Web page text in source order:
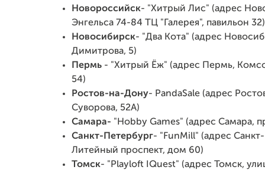
Новороссийск- "Хитрый Лис" (адрес
Энгельса 74-84 ТЦ "Галерея", павильон 32)
Новосибирск- "Два Кота" (адрес
Димитрова, 5)
Пермь - "Хитрый Ёж" (адрес Пермь,
54)
Ростов-на-Дону- PandaSale (адрес
Суворова, 52А)
Самара- "Hobby Games" (адрес Самара,
Санкт-Петербург- "FunMill" (адрес
Литейный проспект, дом 60)
Томск- "Playloft IQuest" (адрес Томск,